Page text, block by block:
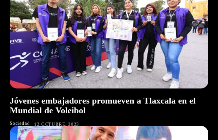
Jóvenes embajadores promueven a Tlaxcala en el
Mundial de Voleibol
Sociedad 12 OCTUBRE, 2023